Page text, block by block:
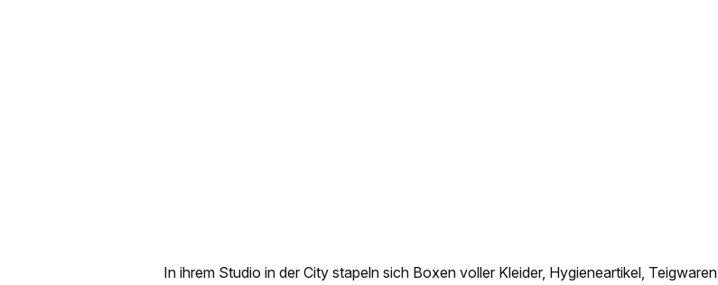
In ihrem Studio in der City stapeln sich Boxen voller Kleider, Hygieneartikel, Teigwaren